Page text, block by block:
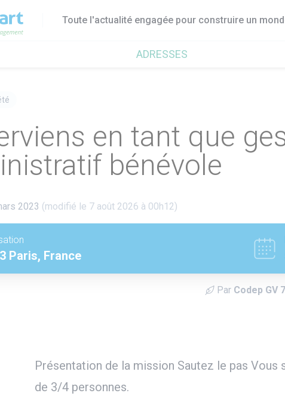
Toute l'actualité engagée pour construire un
ADRESSES
en tant que
bénévole
2023 (modifié le 7 août 2026 à 00h12)
Paris, France
Par Codep GV
Présentation de la mission Sautez le pas Vous
de 3/4 personnes.